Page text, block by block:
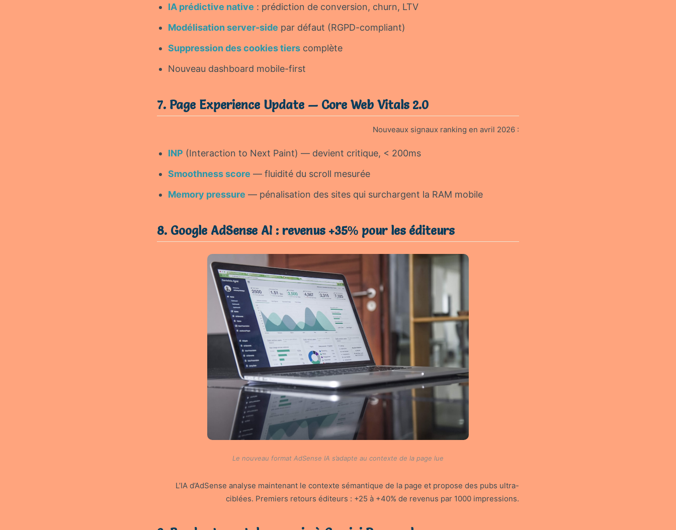
IA prédictive native : prédiction de conversion, churn, LTV
Modélisation server-side par défaut (RGPD-compliant)
Suppression des cookies tiers complète
Nouveau dashboard mobile-first
7. Page Experience Update — Core Web Vitals 2.0
Nouveaux signaux ranking en avril 2026 :
INP (Interaction to Next Paint) — devient critique, < 200ms
Smoothness score — fluidité du scroll mesurée
Memory pressure — pénalisation des sites qui surchargent la RAM mobile
8. Google AdSense AI : revenus +35% pour les éditeurs
Le nouveau format AdSense IA s’adapte au contexte de la page lue
L’IA d’AdSense analyse maintenant le contexte sémantique de la page et propose des pubs ultra-
ciblées. Premiers retours éditeurs : +25 à +40% de revenus par 1000 impressions.